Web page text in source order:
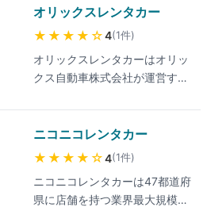
員クラブでは初回のレンタル料
金が最大20%割引になる特典も
ルやTポイントなど、普段貯め
ている汎用ポイントと連携でき
えます。
に拠点を構え、当日最短30分前
まで予約できます。タイムズク
が最大20%OFFになる割引制度
や、ピッとGoによるICカード認
タイムズパーキングのポイント
充当などが特徴です。最新の料
金プランは公式サイトでご確認
ください。対応エリアは全国の
オリックスレンタカー
★★★★ ☆4(1件)
オリックスレンタカーはオリッ
クス自動車株式会社が運営する
カーです。出発1時間前まで予
約でき、軽自動車からマイクロ
バス・福祉車両まで車種が豊富
ブ(年会費無料)で最大20%の会
ニコニコレンタカー
★★★★ ☆4(1件)
ニコニコレンタカーは47都道府
県に店舗を持つ業界最大規模の